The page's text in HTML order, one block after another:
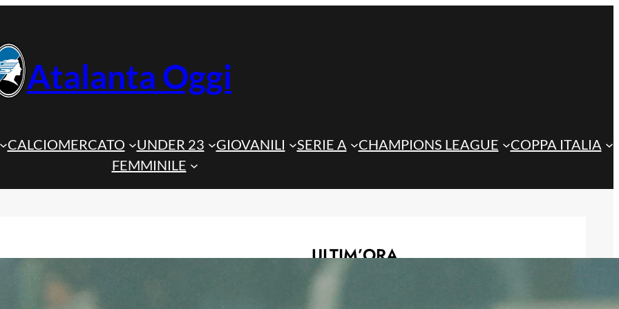
Atalanta Oggi
CALCIOMERCATO UNDER 23 GIOVANILI SERIE A CHAMPIONS LEAGUE
COPPA ITALIA
FEMMINILE
ULTIM’ORA
stagione per il bene della Nazionale”